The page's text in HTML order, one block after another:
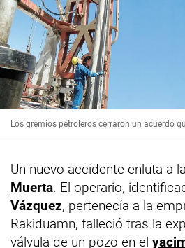
Los gremios petroleros cerraron un acuerdo
Un nuevo accidente enluta a
Muerta. El operario,
Vázquez, pertenecía a la
Rakiduamn, falleció tras la
válvula de un pozo en el